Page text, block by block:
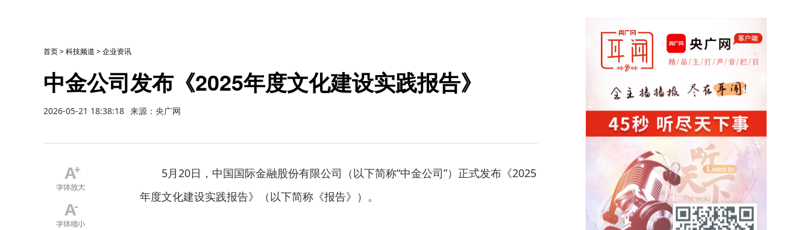
首页>科技频道 >企业资讯
中金公司发布《2025年度文化建设实践报告》
2026-05-21 18:38:18 来源：央广网
5月20日，中国国际金融股份有限公司（以下简称“中金公司”）正式发布《2025
年度文化建设实践报告》（以下简称《报告》）。